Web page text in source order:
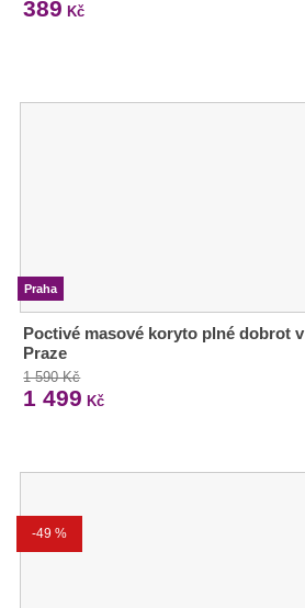
389 Kč
Praha
Poctivé masové koryto plné dobrot v
Praze
1 590 Kč
1 499 Kč
-49 %